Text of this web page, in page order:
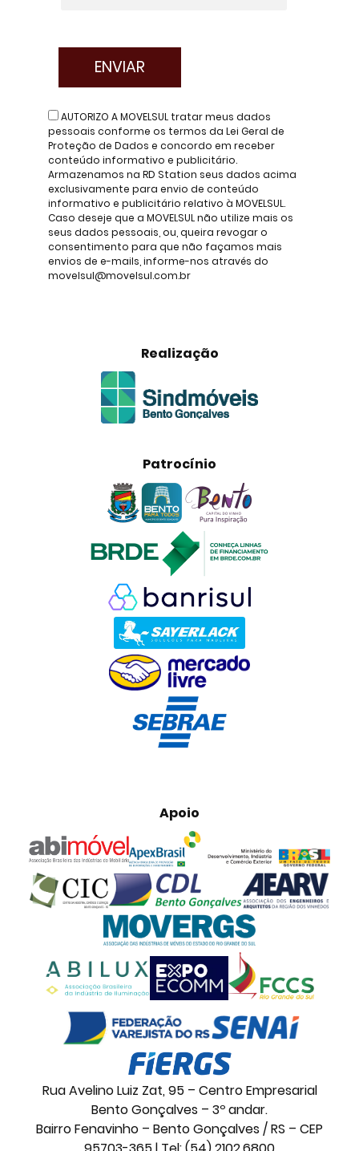
AUTORIZO A MOVELSUL tratar meus dados
pessoais conforme os termos da Lei Geral de
Proteção de Dados e concordo em receber
conteúdo informativo e publicitário.
Armazenamos na RD Station seus dados acima
exclusivamente para envio de conteúdo
informativo e publicitário relativo à MOVELSUL.
Caso deseje que a MOVELSUL não utilize mais os
seus dados pessoais, ou, queira revogar o
consentimento para que não façamos mais
envios de e-mails, informe-nos através do
movelsul@movelsul.com.br
Realização
Patrocínio
Apoio
Rua Avelino Luiz Zat, 95 – Centro Empresarial
Bento Gonçalves – 3º andar.
Bairro Fenavinho – Bento Gonçalves / RS – CEP